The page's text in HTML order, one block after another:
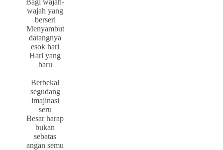
wajah yang
berseri
Menyambut
datangnya
esok hari
Hari yang
baru
Berbekal
segudang
imajinasi
seru
Besar harap
bukan
sebatas
angan semu